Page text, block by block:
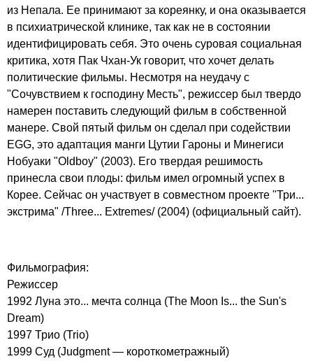
из Непала. Ее принимают за кореянку, и она оказывается
в психиатрической клинике, так как не в состоянии
идентифицировать себя. Это очень суровая социальная
критика, хотя Пак Чхан-Ук говорит, что хочет делать
политические фильмы. Несмотря на неудачу с
"Сочувствием к господину Месть", режиссер был твердо
намерен поставить следующий фильм в собственной
манере. Свой пятый фильм он сделал при содействии
EGG, это адаптация манги Цутии Гароны и Минегиси
Нобуаки "Oldboy" (2003). Его твердая решимость
принесла свои плоды: фильм имел огромный успех в
Корее. Сейчас он участвует в совместном проекте "Три...
экстрима" /Three... Extremes/ (2004) (официальный сайт).
Фильмография:
Режиссер
1992 Луна это... мечта солнца (The Moon Is... the Sun's
Dream)
1997 Трио (Trio)
1999 Суд (Judgment — короткометражный)